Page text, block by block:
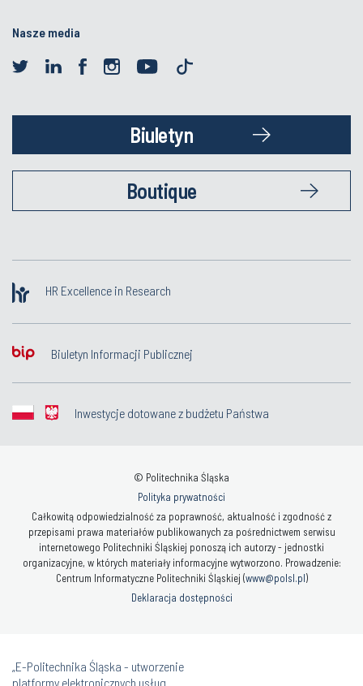
Nasze media
Biuletyn
Boutique
HR Excellence in Research
Biuletyn Informacji Publicznej
Inwestycje dotowane z budżetu Państwa
© Politechnika Śląska
Polityka prywatności
Całkowitą odpowiedzialność za poprawność, aktualność i zgodność z
przepisami prawa materiałów publikowanych za pośrednictwem serwisu
internetowego Politechniki Śląskiej ponoszą ich autorzy - jednostki
organizacyjne, w których materiały informacyjne wytworzono. Prowadzenie:
Centrum Informatyczne Politechniki Śląskiej (www@polsl.pl)
Deklaracja dostępności
„E-Politechnika Śląska - utworzenie
platformy elektronicznych usług